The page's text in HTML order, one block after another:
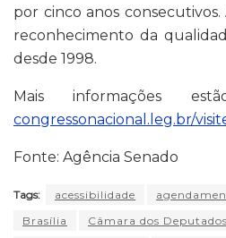
por cinco anos
reconhecimento da
desde 1998.
Mais informações
congressonacional.leg.br/
Fonte: Agência Senado
Tags: acessibilidade
Brasília
Câmara dos Deputados